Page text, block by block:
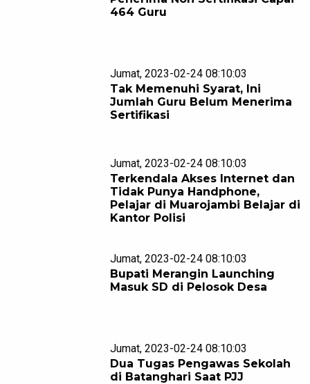
464 Guru
Jumat, 2023-02-24 08:10:03
Tak Memenuhi Syarat, Ini
Jumlah Guru Belum Menerima
Sertifikasi
Jumat, 2023-02-24 08:10:03
Terkendala Akses Internet dan
Tidak Punya Handphone,
Pelajar di Muarojambi Belajar di
Kantor Polisi
Jumat, 2023-02-24 08:10:03
Bupati Merangin Launching
Masuk SD di Pelosok Desa
Jumat, 2023-02-24 08:10:03
Dua Tugas Pengawas Sekolah
di Batanghari Saat PJJ